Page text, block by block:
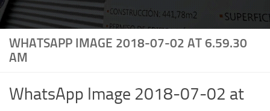
WHATSAPP IMAGE 2018-07-02 AT 6.59.30
AM
WhatsApp Image 2018-07-02 at